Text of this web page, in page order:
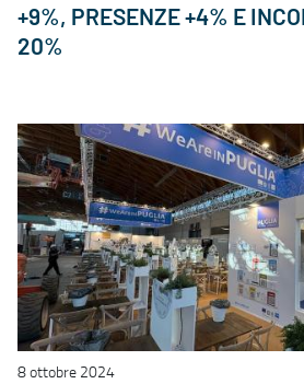
+9%, PRESENZE +4% E
20%
8 ottobre 2024